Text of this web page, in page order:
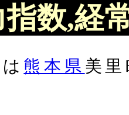
数,経
熊本県 美